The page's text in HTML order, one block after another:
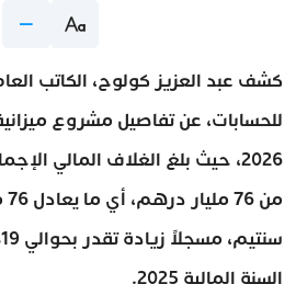
كشف عبد العزيز كولوح، الكاتب
للحسابات، عن تفاصيل مشروع
2026، حيث بلغ الغلاف المالي
السنة المالية 2025.